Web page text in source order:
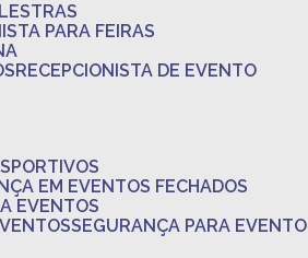
PARA FEIRAS
RECEPCIONISTA DE EVENTO
EM EVENTOS FECHADOS
EVENTOS
SEGURANÇA PARA EVENTO